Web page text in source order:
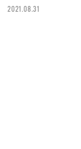
2021.08.31